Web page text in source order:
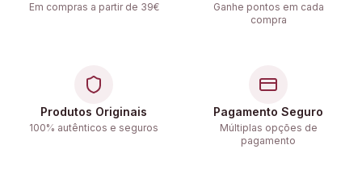
Em compras a partir de 39€
Ganhe pontos em cada
compra
Produtos Originais
100% autênticos e seguros
Pagamento Seguro
Múltiplas opções de
pagamento